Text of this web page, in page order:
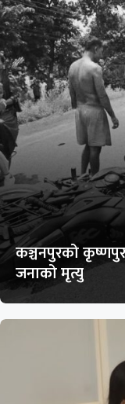
कञ्चनपुरको
जनाको मृत्यु